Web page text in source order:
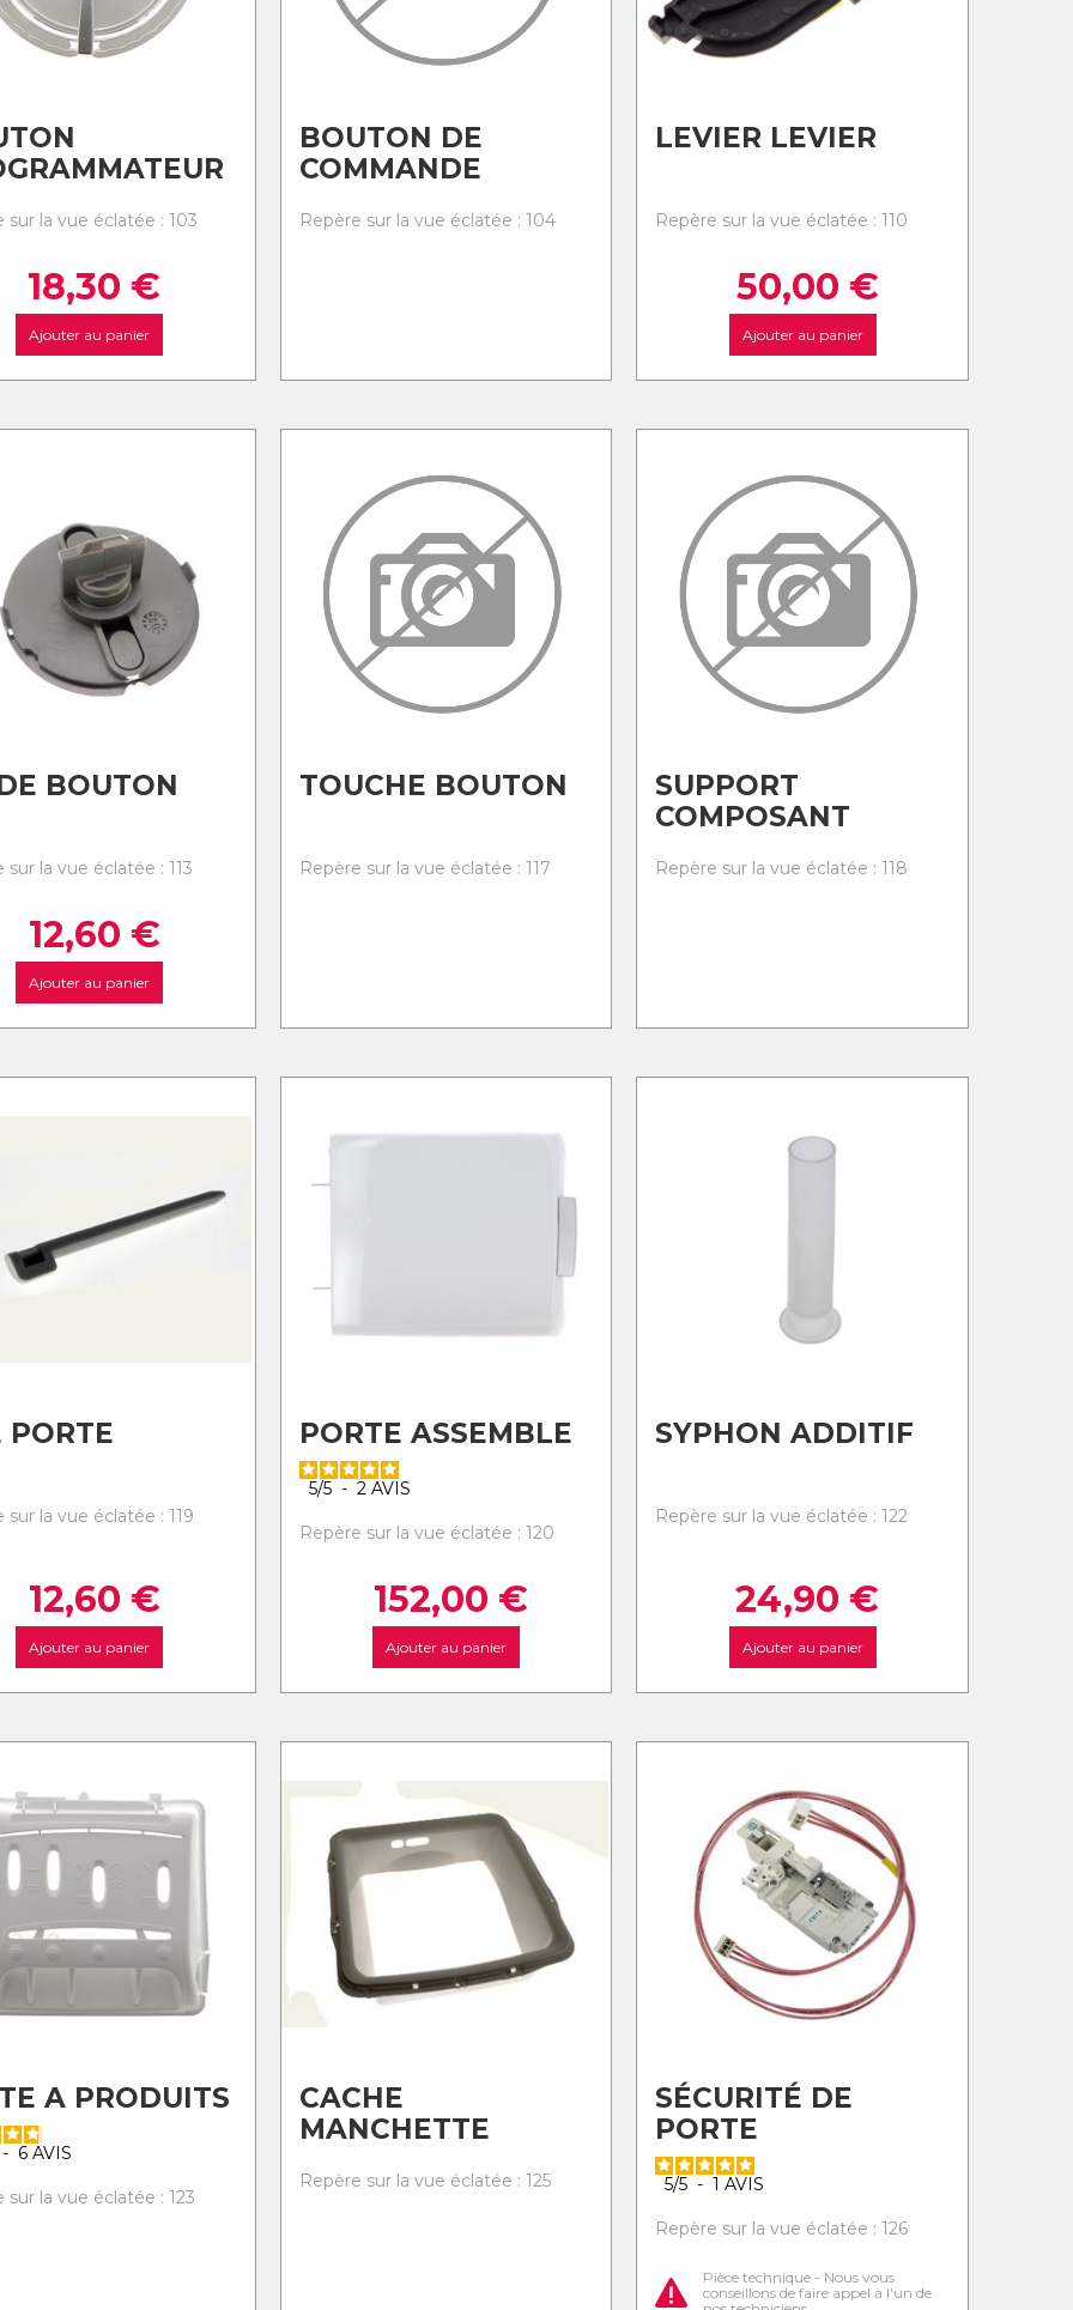
sur la vue éclatée : 103
18,30 €
Ajouter au panier
BOUTON DE
COMMANDE
Repère sur la vue éclatée : 104
LEVIER LEVIER
Repère sur la vue éclatée : 110
50,00 €
Ajouter au panier
BOUTON
sur la vue éclatée : 113
12,60 €
Ajouter au panier
TOUCHE BOUTON
Repère sur la vue éclatée : 117
SUPPORT
COMPOSANT
Repère sur la vue éclatée : 118
PORTE
sur la vue éclatée : 119
12,60 €
Ajouter au panier
PORTE ASSEMBLE
5/5 - 2 AVIS
Repère sur la vue éclatée : 120
152,00 €
Ajouter au panier
SYPHON ADDITIF
Repère sur la vue éclatée : 122
24,90 €
Ajouter au panier
A PRODUITS
- 6 AVIS
sur la vue éclatée : 123
CACHE
MANCHETTE
Repère sur la vue éclatée : 125
SÉCURITÉ DE
PORTE
5/5 - 1AVIS
Repère sur la vue éclatée : 126
Pièce technique - Nous vous
conseillons de faire appel à l'un de